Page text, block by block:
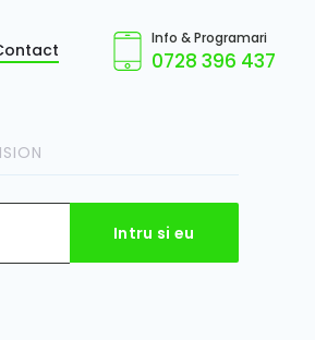
Info & Programari
0728 396 437